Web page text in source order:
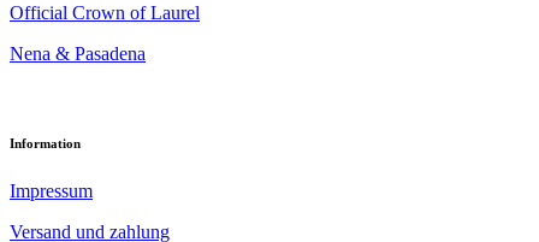
Official Crown of Laurel
Nena & Pasadena
Information
Impressum
Versand und zahlung